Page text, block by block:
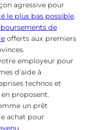
agressive pour
le plus bas possible.
de
offerts aux premiers
employeur pour
d’aide à
technos et
proposent.
un prêt
achat pour